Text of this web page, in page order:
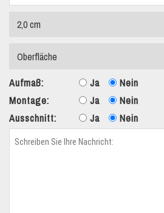
Aufmaß: Ja
Nein
Montage:
Ja
Nein
Ausschnitt:
Ja Nein